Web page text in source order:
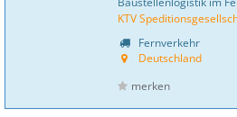
KTV
Fernverkehr
Deutschland
merken